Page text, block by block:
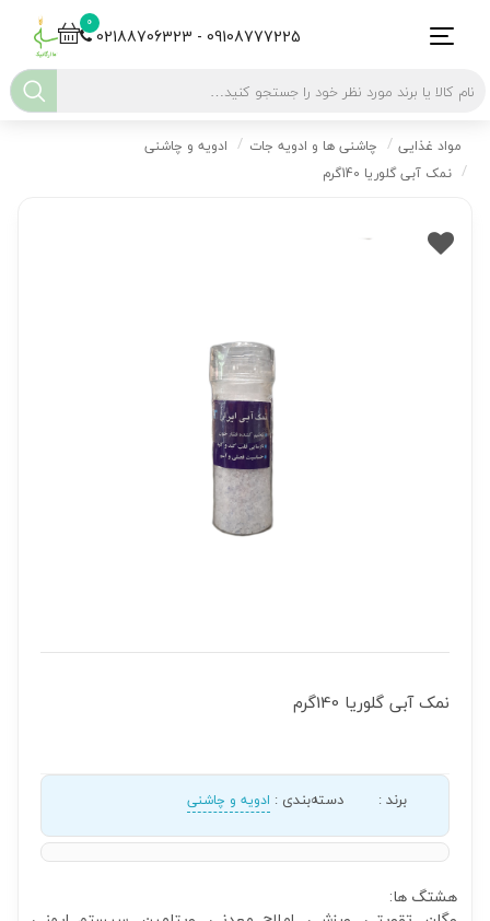
0
02188706323 - 09108777225
مواد غذایی چاشنی ها و ادویه جات
ادویه و چاشنی
نمک آبی گلوریا 140گرم
نمک آبی گلوریا 140گرم
برند: دسته‌بندی : ادویه و چاشنی
هشتگ ها: